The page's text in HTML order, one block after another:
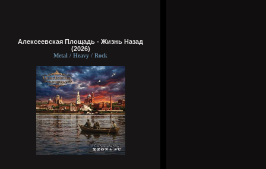
Алексеевская Площадь - Жизнь Назад
(2026)
Metal / Heavy / Rock